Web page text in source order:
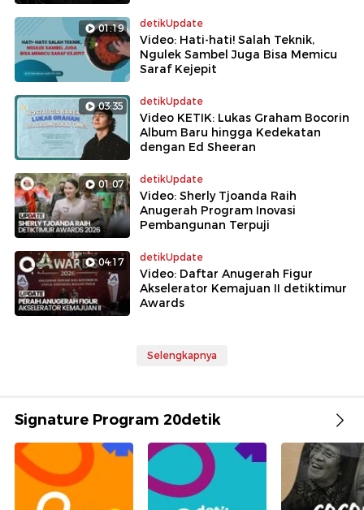
01:19 detikUpdate
Video: Hati-hati! Salah Teknik,
Ngulek Sambel Juga Bisa Memicu
Saraf Kejepit
03:35 detikUpdate
Video KETIK: Lukas Graham Bocorin
Album Baru hingga Kedekatan
dengan Ed Sheeran
01:07 detikUpdate
Video: Sherly Tjoanda Raih
Anugerah Program Inovasi
Pembangunan Terpuji
04:17 detikUpdate
Video: Daftar Anugerah Figur
Akselerator Kemajuan II detiktimur
Awards
Selengkapnya
Signature Program 20detik